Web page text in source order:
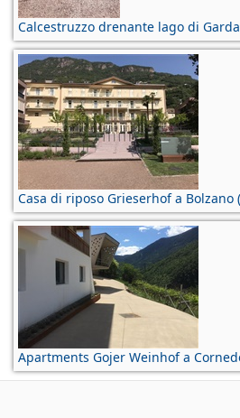
Calcestruzzo drenante lago di
Casa di riposo Grieserhof a Bolzano
Apartments Gojer Weinhof a